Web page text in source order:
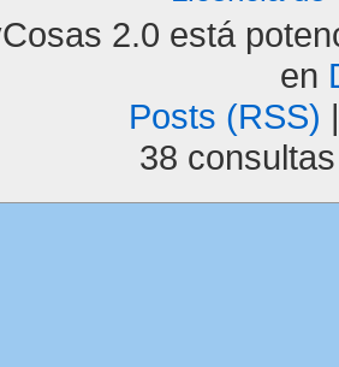
2.0 está
en
Posts (RSS)
38